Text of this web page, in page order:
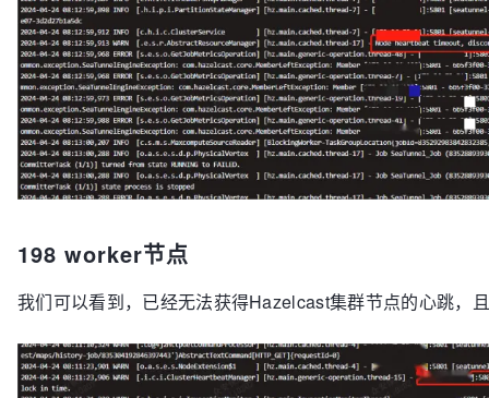
198 worker节点
我们可以看到，已经无法获得Hazelcast集群节点的心跳，